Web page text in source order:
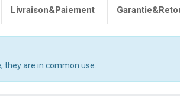
Livraison&Paiement
they are in common use.